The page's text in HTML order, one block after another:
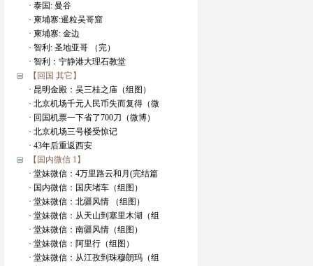
· 泰国: 曼谷
· 柬埔寨:暹粒吴哥窟
· 柬埔寨: 金边
· 智利: 圣地亚哥 （完）
· 智利：宁静港大理石教堂
【回国 其它】
· 昆明金殿：吴三桂之庙（组图）
· 北京机场千元人民币失而复得（微
· 回国机票一下省了700刀（微博）
· 北京机场三号楼受惊记
· 43年后重返西安
【国内微信 1】
· 堂妹微信：4万里路云和月(完结篇
· 国内微信：国庆堵车（组图）
· 堂妹微信：北疆风情 （组图）
· 堂妹微信：从天山到塞里木湖（组
· 堂妹微信：南疆风情（组图）
· 堂妹微信：阿里行（组图）
· 堂妹微信：从江孜到珠穆朗玛（组